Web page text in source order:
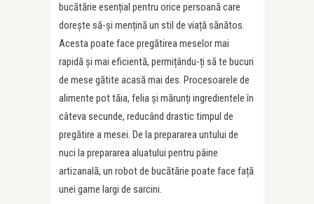
bucătărie esențial pentru orice persoană care
dorește să-și mențină un stil de viață sănătos.
Acesta poate face pregătirea meselor mai
rapidă și mai eficientă, permițându-ți să te bucuri
de mese gătite acasă mai des. Procesoarele de
alimente pot tăia, felia și mărunți ingredientele în
câteva secunde, reducând drastic timpul de
pregătire a mesei. De la prepararea untului de
nuci la prepararea aluatului pentru pâine
artizanală, un robot de bucătărie poate face față
unei game largi de sarcini.